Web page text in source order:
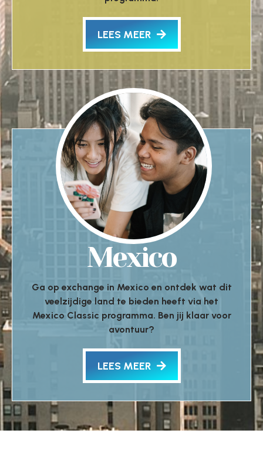
LEES MEER
Mexico
Ga op exchange in Mexico en ontdek wat dit
veelzijdige land te bieden heeft via het
Mexico Classic programma. Ben jij klaar voor
avontuur?
LEES MEER